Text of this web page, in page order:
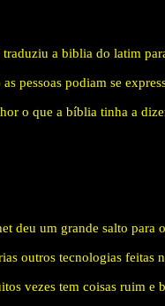
a biblia do latim
pessoas podiam se
o que a bíblia tinha a
deu um grande salto para
outros tecnologias feitas
vezes tem coisas ruim e